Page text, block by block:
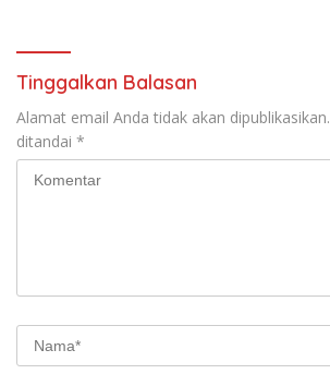
Tinggalkan Balasan
Alamat email Anda tidak akan dipublikasikan.
ditandai *